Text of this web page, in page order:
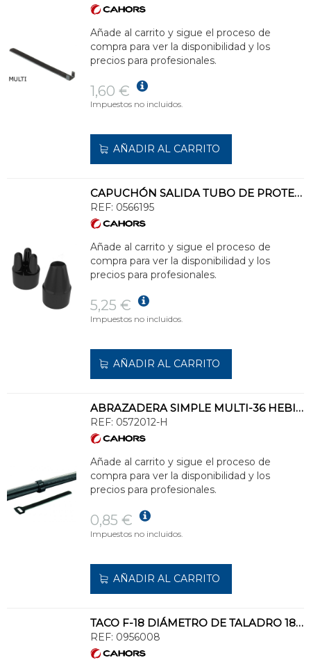
Añade al carrito y sigue el proceso de
compra para ver la disponibilidad y los
precios para profesionales.
1,60 €
Impuestos no incluidos.
AÑADIR AL CARRITO
CAPUCHÓN SALIDA TUBO DE PROTECCIÓN CP47-2
REF: 0566195
Añade al carrito y sigue el proceso de
compra para ver la disponibilidad y los
precios para profesionales.
5,25 €
Impuestos no incluidos.
AÑADIR AL CARRITO
ABRAZADERA SIMPLE MULTI-36 HEBILLA CON FIADOR
REF: 0572012-H
Añade al carrito y sigue el proceso de
compra para ver la disponibilidad y los
precios para profesionales.
0,85 €
Impuestos no incluidos.
AÑADIR AL CARRITO
TACO F-18 DIÁMETRO DE TALADRO 18 PARA A POSTE HORMIGÓN
REF: 0956008